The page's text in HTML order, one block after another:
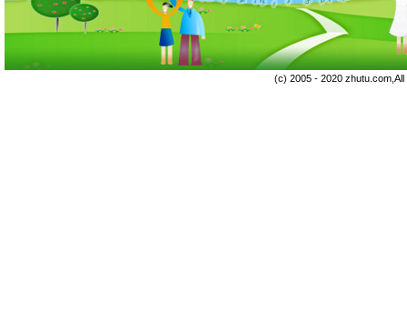
(c) 2005 - 2020